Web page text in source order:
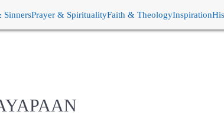
SinnersPrayer & SpiritualityFaith & TheologyInspiration